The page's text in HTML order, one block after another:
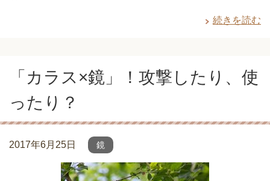
続きを読む
「カラス×鏡」！攻撃したり、使
ったり？
2017年6月25日 鏡